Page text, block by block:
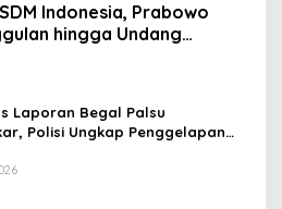
Indonesia, Prabowo
hingga Undang
Laporan Begal Palsu
Polisi Ungkap Penggelapan
untuk Crypto